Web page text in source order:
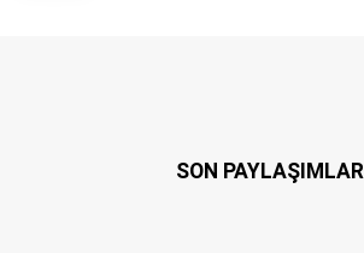
SON PAYLAŞIMLAR